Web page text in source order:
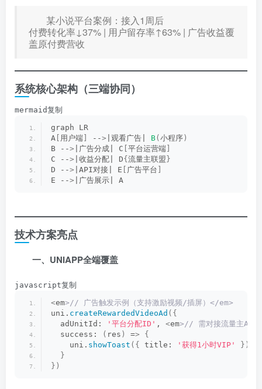
某小说平台案例：接入1周后
付费转化率↓37% | 用户留存率↑63% | 广告收益覆
盖原付费营收
系统核心架构（三端协同）
mermaid复制
graph LR
A 用户端 --> |观看广告| B( 小程序 )
B --> |广告分成| C 平台运营端
C --> |收益分配| D{ 流量主联盟 }
D --> |API对接| E 广告平台
E --> |广告展示| A
技术方案亮点
一、UNIAPP全端覆盖
javascript复制
<em>// 广告触发示例（支持激励视频/插屏）</em>
uni. createRewardedVideoAd ({
  adUnitId:
'平台分配ID' , <em>// 需对接流量主
  success:
( res ) =>
{
    uni.
showToast ({ title: '获得1小时VIP' })
}
})